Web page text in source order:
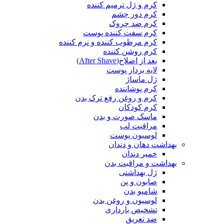
کرم و ژل ترمیم کننده
کرم دور چشم
کرم ضد چروک
کرم سفت کننده پوست
کرم مرطوب کننده و نرم کننده
کرم روشن کننده
بعد از اصلاح(After Shave)
لایه بردار پوست
ژل ماساژ
کرم پوشاننده
کرم و روغن رفع ترک بدن
کرم کودکان
ماسک صورت و بدن
مراقبت لب
لوسیون پوست
بهداشت دهان و دندان
خمیر دندان
بهداشت و مراقبت بدن
ژل بهداشتی
صابون و پن
شامپو بدن
لوسیون و روغن بدن
تشخیص بارداری
ضد تعریق